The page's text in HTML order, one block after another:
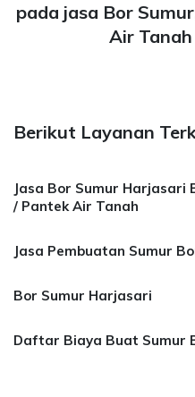
pada jasa Bor
Air
Berikut Layanan
Jasa Bor Sumur Harjasari
/ Pantek Air Tanah
Jasa Pembuatan Sumur
Bor Sumur Harjasari
Daftar Biaya Buat Sumur